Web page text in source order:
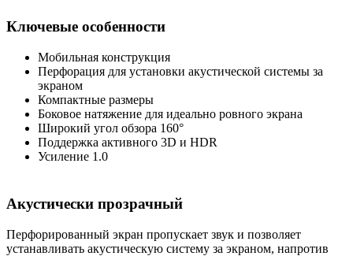
Ключевые особенности
Мобильная конструкция
Перфорация для установки акустической системы за
экраном
Компактные размеры
Боковое натяжение для идеально ровного экрана
Широкий угол обзора 160°
Поддержка активного 3D и HDR
Усиление 1.0
Акустически прозрачный
Перфорированный экран пропускает звук и позволяет
устанавливать акустическую систему за экраном, напротив